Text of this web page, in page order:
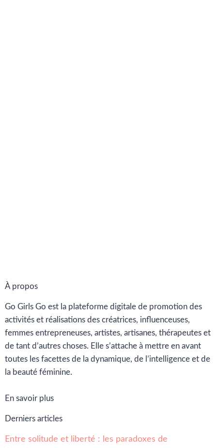
À propos
Go Girls Go est la plateforme digitale de promotion des
activités et réalisations des créatrices, influenceuses,
femmes entrepreneuses, artistes, artisanes, thérapeutes et
de tant d’autres choses. Elle s’attache à mettre en avant
toutes les facettes de la dynamique, de l’intelligence et de
la beauté féminine.
En savoir plus
Derniers articles
Entre solitude et liberté : les paradoxes de